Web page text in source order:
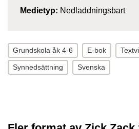
Medietyp: Nedladdningsbart
Grundskola åk 4-6 E-bok
Synnedsättning Svenska